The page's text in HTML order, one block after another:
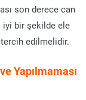
son derece can
iyi bir şekilde ele
edilmelidir.
Yapılmaması